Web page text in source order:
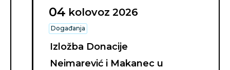
04 kolovoz 2026
Događanja
Izložba Donacije
Neimarević i Makanec u